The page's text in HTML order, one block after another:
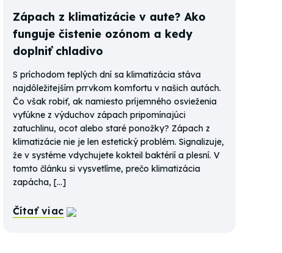
Zápach z klimatizácie v aute? Ako
funguje čistenie ozónom a kedy
doplniť chladivo
S príchodom teplých dní sa klimatizácia stáva
najdôležitejším prrvkom komfortu v našich autách.
Čo však robiť, ak namiesto príjemného osvieženia
vyfúkne z výduchov zápach pripomínajúci
zatuchlinu, ocot alebo staré ponožky? Zápach z
klimatizácie nie je len estetický problém. Signalizuje,
že v systéme vdychujete kokteil baktérií a plesní. V
tomto článku si vysvetlíme, prečo klimatizácia
zapácha, […]
Čítať viac